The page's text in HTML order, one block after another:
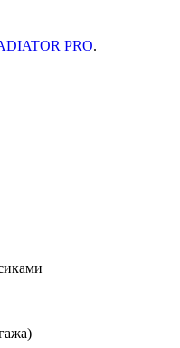
PRO.